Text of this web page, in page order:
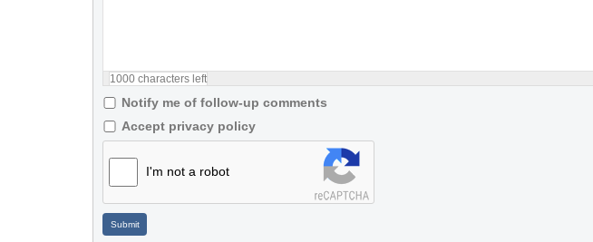
1000 characters left
Notify me of follow-up comments
Accept privacy policy
I'm not a robot
Submit